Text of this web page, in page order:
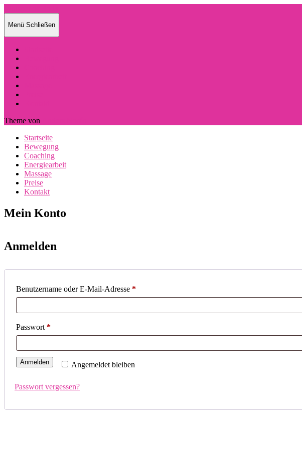
Menü Schließen
Theme von
Startseite
Bewegung
Coaching
Energiearbeit
Massage
Preise
Kontakt
Mein Konto
Anmelden
Benutzername oder E-Mail-Adresse *Erforderlich
Passwort *Erforderlich
Angemeldet bleiben
Anmelden
Passwort vergessen?